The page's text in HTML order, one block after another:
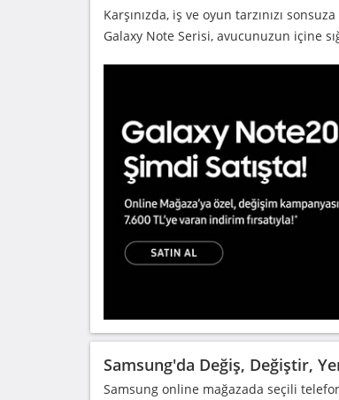
Karşınızda, iş ve oyun tarzınızı
Galaxy Note Serisi, avucunuzun içine
Samsung'da Değiş, Değiştir,
Samsung online mağazada seçili